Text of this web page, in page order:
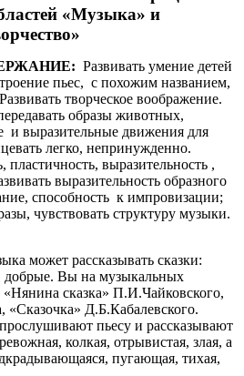
«Музыка» и
Развивать умение детей
пьес, с похожим названием,
творческое воображение.
образы животных,
и выразительные движения для
легко, непринужденно.
пластичность, выразительность ,
выразительность образного
способность к импровизации;
чувствовать структуру музыки.
может рассказывать сказки:
добрые. Вы на музыкальных
сказка» П.И.Чайковского,
Д.Б.Кабалевского.
пьесу и рассказывают
колкая, отрывистая, злая, а
пугающая, тихая,